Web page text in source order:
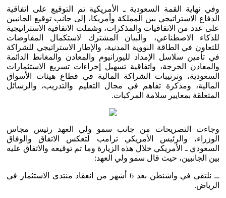
وفي نهاية القمة السعودية ـ الأمريكية تم التوقيع على اتفاقية
الدفاع الاستراتيجي بين المملكة وأمريكا، إلى جانب توقيع الجانبين
على عدد من الاتفاقيات والمذكرات، وشملت الاتفاقية الاستراتيجية
للذكاء الاصطناعي، والبيان المشترك لاستكمال المفاوضات
للتعاون في الطاقة النووية المدنية، والإطار الاستراتيجي للشراكة
في تأمين سلاسل الإمداد لليورانيوم والمعادن والمغانط الدائمة
والمعادن الحرجة، واتفاقية تسهيل إجراءات تسريع الاستثمارات
السعودية، وترتيبات الشراكة المالية في قطاع هيئات الأسواق
المالية، ومذكرة تفاهم في مجال التعليم والتدريب، والرسائل
المتعلقة بمعايير سلامة المركبات.
وجاءت التصريحات من جانب سمو ولي العهد رئيس مجاس
الوزراء، والرئيس الأمريكي ترامب لتعكس الاتفاق والوفاق
السعودي ـ الأمريكي خلال هذه الزيارة وما تم توقيعه والاتفاق عليه
بين الجانبين، حيث قال سمو ولي العهد:
ــ نلتقي في واشنطن بعد 6 أشهر من انعقاد منتدى الاستثمار في
الرياض.